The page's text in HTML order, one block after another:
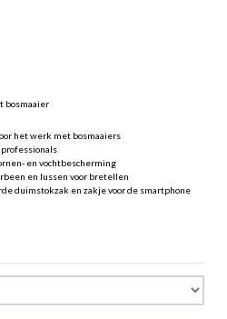
bosmaaier
het werk met bosmaaiers
en vochtbescherming
en lussen voor bretellen
duimstokzak en zakje voor de smartphone